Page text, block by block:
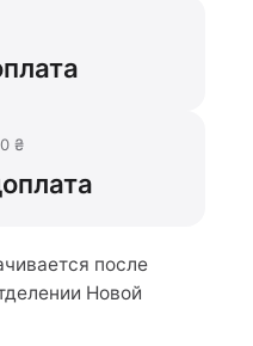
₴
после
Новой